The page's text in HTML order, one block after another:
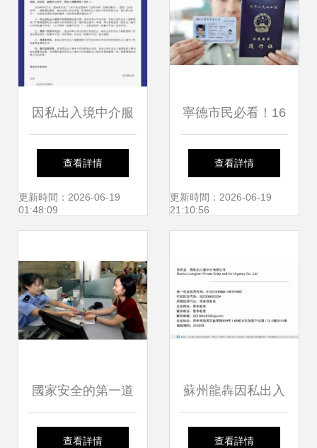
因私出入境中介服
務迎來新篇章 資格
認定取消，服務邁
查看詳情
更新時間：2026-06-19
01:48:09
寧德市民必看！16
項惠民新政正式實
施，出入境中介服
查看詳情
更新時間：2026-06-19
21:10:56
國家安全的第一道
防線上 2019年因
查看詳情
蘇州龍犇因私出入
境中介服務 專業、
查看詳情